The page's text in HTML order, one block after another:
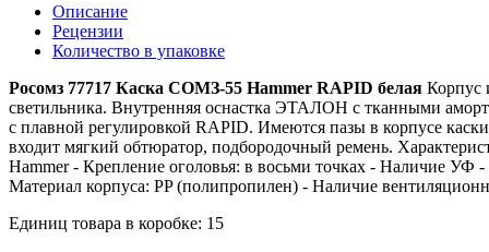
Описание
Рецензии
Количество в упаковке
Росомз 77717 Каска СОМЗ-55 Hammer RAPID белая Корпус
светильника. Внутренняя оснастка ЭТАЛОН с тканными
с плавной регулировкой RAPID. Имеются пазы в корпусе
входит мягкий обтюратор, подбородочный ремень.
Hammer - Крепление оголовья: в восьми точках - Наличие УФ
Материал корпуса: PP (полипропилен) - Наличие
Единиц товара в коробке: 15